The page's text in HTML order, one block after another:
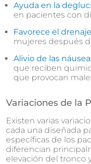
Ayuda en la
en pacientes con
Favorece el
mujeres después
Alivio de las
que reciben
que provocan
Variaciones de la
Existen varias
cada una diseñada
específicas de los
diferencian
elevación del tronco